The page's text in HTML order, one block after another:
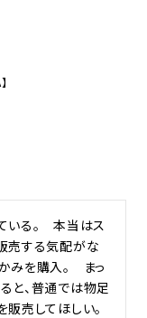
いる。　本当はス
売する気配がな
みを購入。　まっ
と、普通では物足